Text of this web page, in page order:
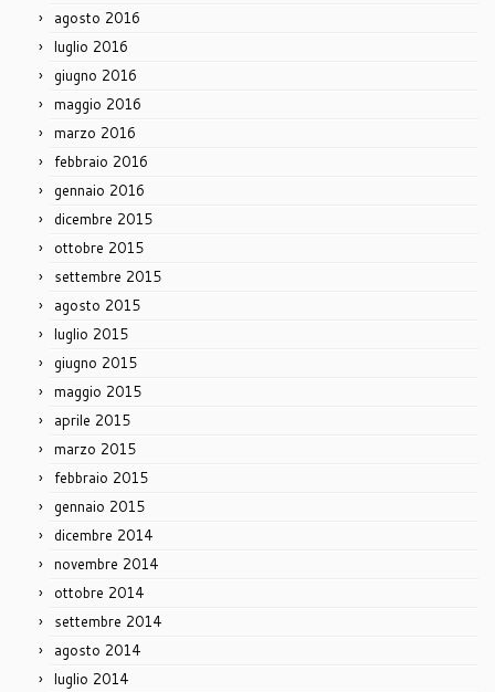
agosto 2016
luglio 2016
giugno 2016
maggio 2016
marzo 2016
febbraio 2016
gennaio 2016
dicembre 2015
ottobre 2015
settembre 2015
agosto 2015
luglio 2015
giugno 2015
maggio 2015
aprile 2015
marzo 2015
febbraio 2015
gennaio 2015
dicembre 2014
novembre 2014
ottobre 2014
settembre 2014
agosto 2014
luglio 2014